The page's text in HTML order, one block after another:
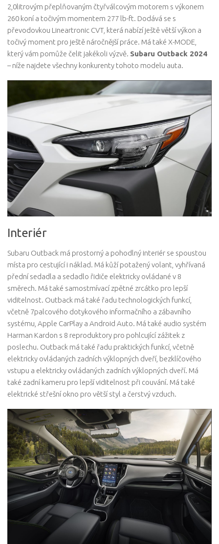
2,0litrovým přeplňovaným čtyřválcovým motorem s výkonem
260 koní a točivým momentem 277 lb-ft. Dodává se s
převodovkou Lineartronic CVT, která nabízí ještě větší výkon a
točivý moment pro ještě náročnější práce. Má také X-MODE,
který vám pomůže čelit jakékoli výzvě. Subaru Outback 2024
– níže najdete všechny konkurenty tohoto modelu auta.
Interiér
Subaru Outback má prostorný a pohodlný interiér se spoustou
místa pro cestující i náklad. Má kůží potažený volant, vyhřívaná
přední sedadla a sedadlo řidiče elektricky ovládané v 8
směrech. Má také samostmívací zpětné zrcátko pro lepší
viditelnost. Outback má také řadu technologických funkcí,
včetně 7palcového dotykového informačního a zábavního
systému, Apple CarPlay a Android Auto. Má také audio systém
Harman Kardon s 8 reproduktory pro pohlcující zážitek z
poslechu. Outback má také řadu praktických funkcí, včetně
elektricky ovládaných zadních výklopných dveří, bezklíčového
vstupu a elektricky ovládaných zadních výklopných dveří. Má
také zadní kameru pro lepší viditelnost při couvání. Má také
elektrické střešní okno pro větší styl a čerstvý vzduch.